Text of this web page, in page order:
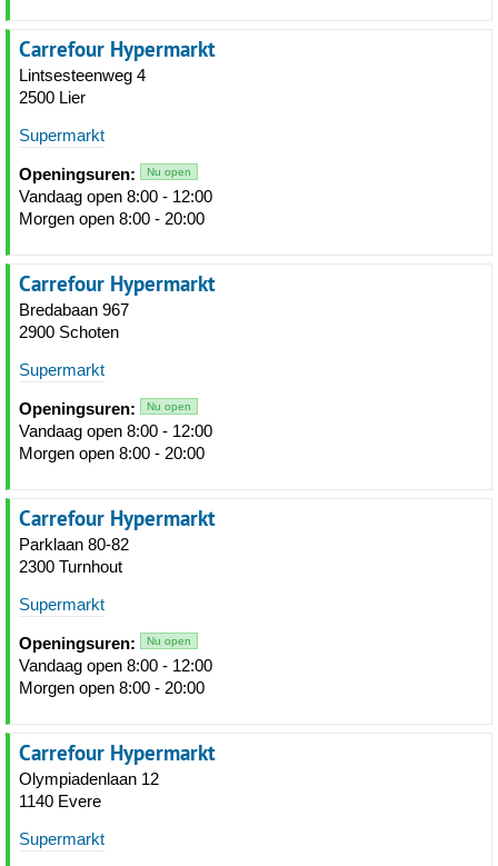
Carrefour Hypermarkt
Lintsesteenweg 4
2500 Lier
Supermarkt
Openingsuren: Nu open
Vandaag open 8:00 - 12:00
Morgen open 8:00 - 20:00
Carrefour Hypermarkt
Bredabaan 967
2900 Schoten
Supermarkt
Openingsuren: Nu open
Vandaag open 8:00 - 12:00
Morgen open 8:00 - 20:00
Carrefour Hypermarkt
Parklaan 80-82
2300 Turnhout
Supermarkt
Openingsuren: Nu open
Vandaag open 8:00 - 12:00
Morgen open 8:00 - 20:00
Carrefour Hypermarkt
Olympiadenlaan 12
1140 Evere
Supermarkt